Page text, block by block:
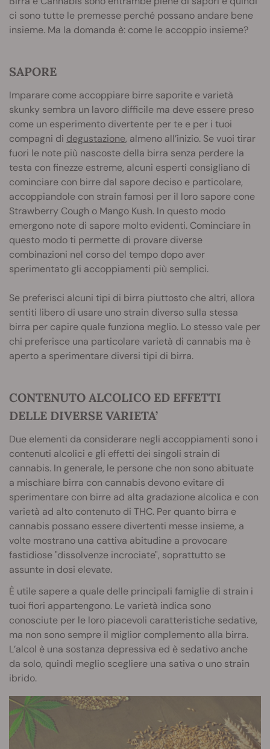
ci sono tutte le premesse perché possano andare bene
insieme. Ma la domanda è: come le accoppio insieme?
SAPORE
Imparare come accoppiare birre saporite e varietà
skunky sembra un lavoro difficile ma deve essere preso
come un esperimento divertente per te e per i tuoi
compagni di degustazione, almeno all’inizio. Se vuoi tirar
fuori le note più nascoste della birra senza perdere la
testa con finezze estreme, alcuni esperti consigliano di
cominciare con birre dal sapore deciso e particolare,
accoppiandole con strain famosi per il loro sapore cone
Strawberry Cough o Mango Kush. In questo modo
emergono note di sapore molto evidenti. Cominciare in
questo modo ti permette di provare diverse
combinazioni nel corso del tempo dopo aver
sperimentato gli accoppiamenti più semplici.
Se preferisci alcuni tipi di birra piuttosto che altri, allora
sentiti libero di usare uno strain diverso sulla stessa
birra per capire quale funziona meglio. Lo stesso vale per
chi preferisce una particolare varietà di cannabis ma è
aperto a sperimentare diversi tipi di birra.
CONTENUTO ALCOLICO ED EFFETTI
DELLE DIVERSE VARIETA’
Due elementi da considerare negli accoppiamenti sono i
contenuti alcolici e gli effetti dei singoli strain di
cannabis. In generale, le persone che non sono abituate
a mischiare birra con cannabis devono evitare di
sperimentare con birre ad alta gradazione alcolica e con
varietà ad alto contenuto di THC. Per quanto birra e
cannabis possano essere divertenti messe insieme, a
volte mostrano una cattiva abitudine a provocare
fastidiose "dissolvenze incrociate", soprattutto se
assunte in dosi elevate.
È utile sapere a quale delle principali famiglie di strain i
tuoi fiori appartengono. Le varietà indica sono
conosciute per le loro piacevoli caratteristiche sedative,
ma non sono sempre il miglior complemento alla birra.
L’alcol è una sostanza depressiva ed è sedativo anche
da solo, quindi meglio scegliere una sativa o uno strain
ibrido.